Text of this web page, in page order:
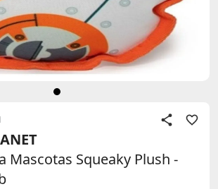
Mascotas Squeaky Plush -